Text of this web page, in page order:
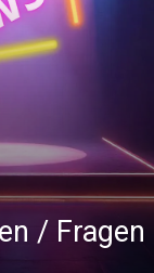
/ Fragen